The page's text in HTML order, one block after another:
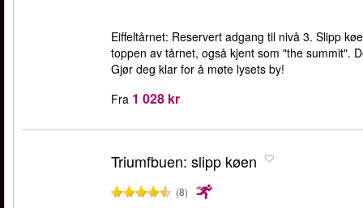
Eiffeltårnet: Reservert adgang til nivå 3. Slipp
toppen av tårnet, også kjent som "the summit".
Gjør deg klar for å møte lysets by!
Fra 1 028 kr
Triumfbuen: slipp køen
(8)